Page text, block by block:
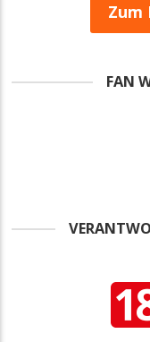
Zum
FAN